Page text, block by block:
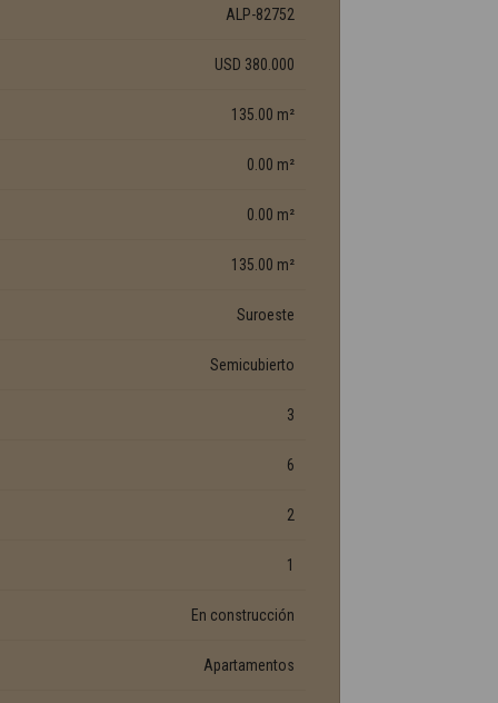
ALP-82752
USD 380.000
135.00 m²
0.00 m²
0.00 m²
135.00 m²
Suroeste
Semicubierto
3
6
2
1
En construcción
Apartamentos